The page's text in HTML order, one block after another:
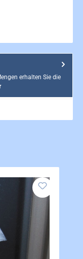
erhalten Sie die